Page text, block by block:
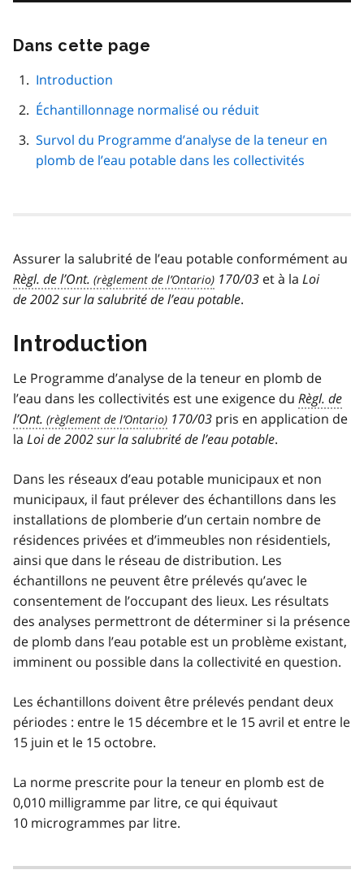
Dans cette page
page
Introduction
Échantillonnage normalisé ou réduit
Survol du Programme d’analyse de la teneur en
plomb de l’eau potable dans les collectivités
Assurer la salubrité de l’eau potable conformément au
Règl. de l’Ont.
170/03 et à la Loi
de 2002 sur la salubrité de l’eau potable.
Introduction
Le Programme d’analyse de la teneur en plomb de
l’eau dans les collectivités est une exigence du Règl. de
l’Ont.
170/03 pris en application de
la Loi de 2002 sur la salubrité de l’eau potable.
Dans les réseaux d’eau potable municipaux et non
municipaux, il faut prélever des échantillons dans les
installations de plomberie d’un certain nombre de
résidences privées et d’immeubles non résidentiels,
ainsi que dans le réseau de distribution. Les
échantillons ne peuvent être prélevés qu’avec le
consentement de l’occupant des lieux. Les résultats
des analyses permettront de déterminer si la présence
de plomb dans l’eau potable est un problème existant,
imminent ou possible dans la collectivité en question.
Les échantillons doivent être prélevés pendant deux
périodes : entre le 15 décembre et le 15 avril et entre le
15 juin et le 15 octobre.
La norme prescrite pour la teneur en plomb est de
0,010 milligramme par litre, ce qui équivaut
10 microgrammes par litre.